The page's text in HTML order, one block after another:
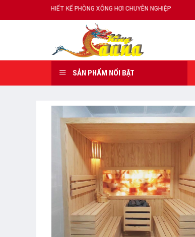
to
KẾ PHÒNG XÔNG HƠI CHUYÊN NGHIỆP
SẢN PHẨM NỔI BẬT